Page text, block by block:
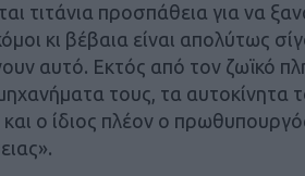
τιτάνια προσπάθεια για να
κι βέβαια είναι απολύτως
αυτό. Εκτός από τον ζωϊκό
τους, τα αυτοκίνητα
και ο ίδιος πλέον ο